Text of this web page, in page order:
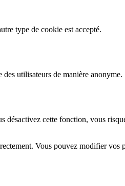
type de cookie est accepté.
utilisateurs de manière anonyme.
cette fonction, vous
Vous pouvez modifier vos